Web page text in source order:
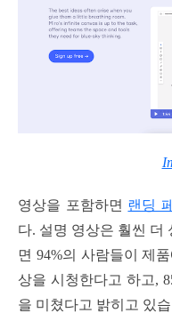
영상을 포함하면 랜딩
다. 설명 영상은 훨씬 더
면 94%의 사람들이 제
상을 시청한다고 하고,
을 미쳤다고 밝히고 있